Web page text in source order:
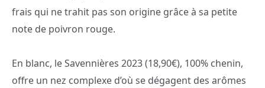
frais qui ne trahit pas son origine grâce à sa petite
note de poivron rouge.
En blanc, le Savennières 2023 (18,90€), 100% chenin,
offre un nez complexe d’où se dégagent des arômes